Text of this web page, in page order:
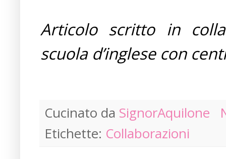
Articolo scritto in
scuola d’inglese con
Cucinato da SignorAquilone
Etichette: Collaborazioni